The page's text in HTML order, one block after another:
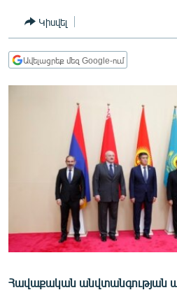
ՏՆՏԵՍՈՒԹՅՈՒՆ
ՂԱՐԱԲԱՂ
ՏԱՐԱԾԱՇՐՋԱՆ
ՄԻՋԱԶԳԱՅԻՆ
ՄՇԱԿՈՒՅԹ
ՄԵԿՆԱԲԱՆՈՒԹՅՈՒՆ
ՏՏ ԵՒ ԻՆՏԵՐՆԵՏ
ԱՐԽԻՎ
Կիսվել
Ավելացրեք մեզ Google-ում
Հավաքական անվտանգության